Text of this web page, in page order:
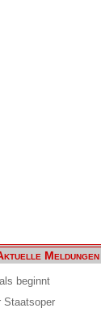
Meldungen
beginnt
Staatsoper